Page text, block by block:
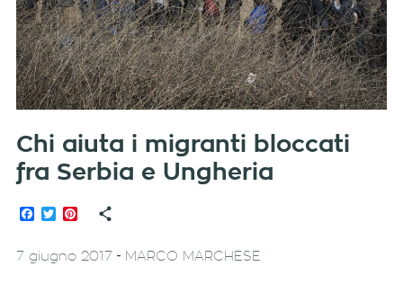
Chi aiuta i migranti bloccati
fra Serbia e Ungheria
Facebook
TwitterPinterest
7 giugno 2017 - MARCO MARCHESE